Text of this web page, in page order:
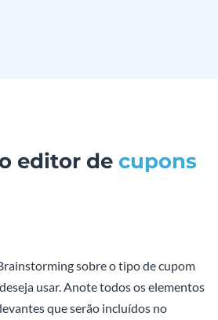
editor de cupons
sobre o tipo de cupom
usar. Anote todos os elementos
que serão incluídos no